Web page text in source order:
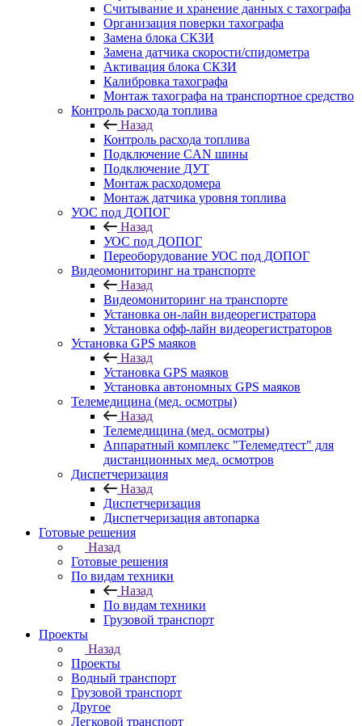
Считывание и хранение данных с тахографа
Организация поверки тахографа
Замена блока СКЗИ
Замена датчика скорости/спидометра
Активация блока СКЗИ
Калибровка тахографа
Монтаж тахографа на транспортное средство
Контроль расхода топлива
Назад
Контроль расхода топлива
Подключение CAN шины
Подключение ДУТ
Монтаж расходомера
Монтаж датчика уровня топлива
УОС под ДОПОГ
Назад
УОС под ДОПОГ
Переоборудование УОС под ДОПОГ
Видеомониторинг на транспорте
Назад
Видеомониторинг на транспорте
Установка он-лайн видеорегистратора
Установка офф-лайн видеорегистраторов
Установка GPS маяков
Назад
Установка GPS маяков
Установка автономных GPS маяков
Телемедицина (мед. осмотры)
Назад
Телемедицина (мед. осмотры)
Аппаратный комплекс "Телемедтест" для
дистанционных мед. осмотров
Диспетчеризация
Назад
Диспетчеризация
Диспетчеризация автопарка
Готовые решения
Назад
Готовые решения
По видам техники
Назад
По видам техники
Грузовой транспорт
Проекты
Назад
Проекты
Водный транспорт
Грузовой транспорт
Другое
Легковой транспорт